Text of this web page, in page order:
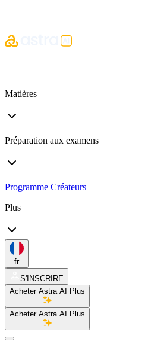
Matières
Préparation aux examens
Programme Créateurs
Plus
fr
S'INSCRIRE
Acheter Astra AI Plus
Acheter Astra AI Plus